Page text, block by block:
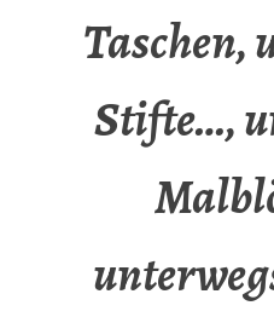
Taschen,
Stifte…,